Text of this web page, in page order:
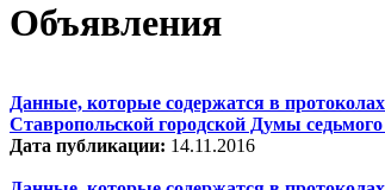
Объявления
Данные, которые содержатся в
Ставропольской городской Думы
Дата публикации: 14.11.2016